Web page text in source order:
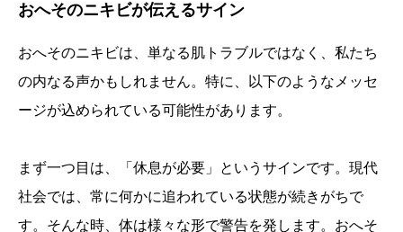
おへそのニキビが伝えるサイン
おへそのニキビは、単なる肌トラブルではなく、私たち
の内なる声かもしれません。特に、以下のようなメッセ
ージが込められている可能性があります。
まず一つ目は、「休息が必要」というサインです。現代
社会では、常に何かに追われている状態が続きがちで
す。そんな時、体は様々な形で警告を発します。おへそ